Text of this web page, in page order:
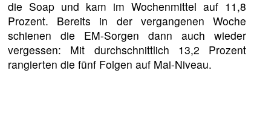
die Soap und kam im Wochenmittel auf 11,8
Prozent. Bereits in der vergangenen Woche
schienen die EM-Sorgen dann auch wieder
vergessen: Mit durchschnittlich 13,2 Prozent
rangierten die fünf Folgen auf Mai-Niveau.